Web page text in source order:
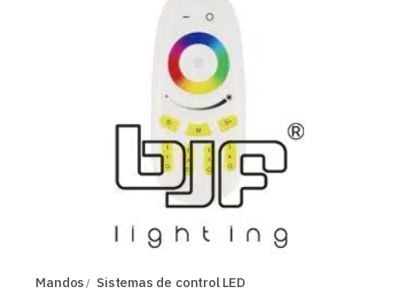
Mandos Sistemas de control LED